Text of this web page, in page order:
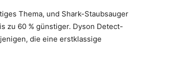
Thema, und Shark-Staubsauger
zu 60 % günstiger. Dyson Detect-
die eine erstklassige